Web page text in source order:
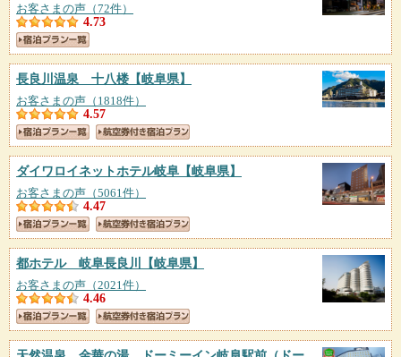
お客さまの声（72件）
4.73
長良川温泉 十八楼 【岐阜県】
お客さまの声（1818件）
4.57
ダイワロイネットホテル岐阜 【岐阜県】
お客さまの声（5061件）
4.47
都ホテル 岐阜長良川 【岐阜県】
お客さまの声（2021件）
4.46